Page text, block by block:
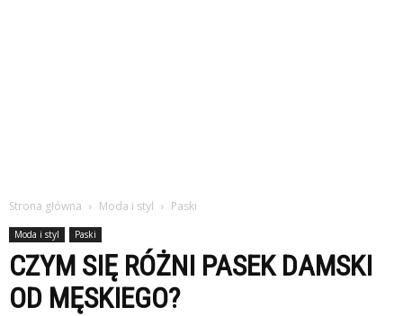
Strona główna Moda i styl Paski
Moda i styl Paski
CZYM SIĘ RÓŻNI PASEK DAMSKI
OD MĘSKIEGO?